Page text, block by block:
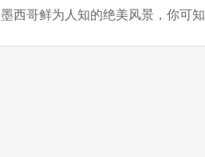
墨西哥鲜为人知的绝美风景，你可知道？